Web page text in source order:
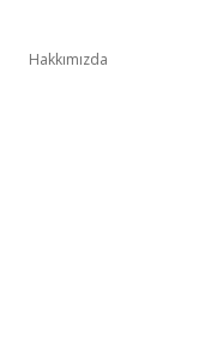
Hakkımızda